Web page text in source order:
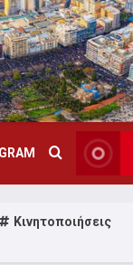
Κινητοποιήσεις